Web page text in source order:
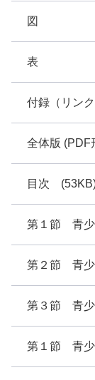
図
表
付録（リンク
全体版 (PDF
目次
第１節 青
第２節 青
第３節 青
第１節 青